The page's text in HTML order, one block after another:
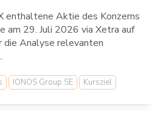
enthaltene Aktie des Konzerns
am 29. Juli 2026 via Xetra auf
die Analyse relevanten
IONOS Group SE Kursziel